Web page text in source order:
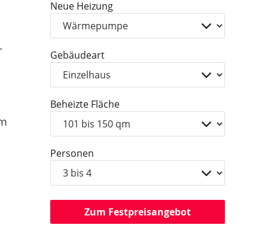
Neue Heizung
Gebäudeart
Beheizte Fläche
Personen
Zum Festpreisangebot